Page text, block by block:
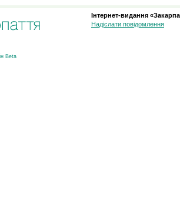
Beta
Інтернет-видання
Надіслати повідомлення